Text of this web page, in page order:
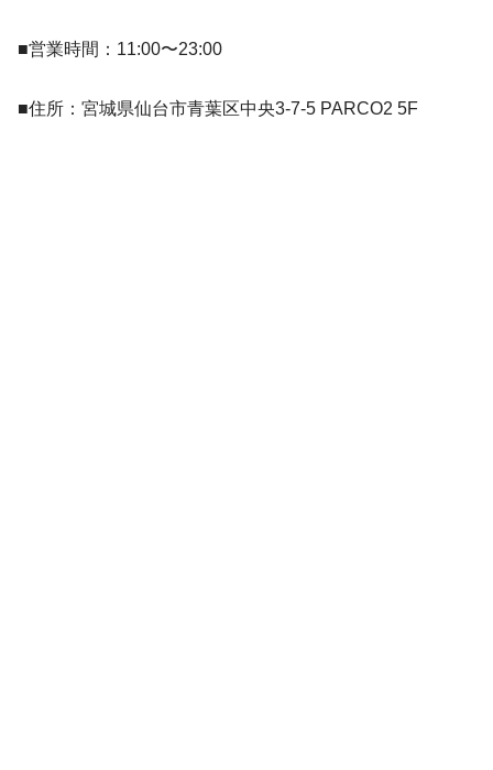
■営業時間：11:00〜23:00
■住所：宮城県仙台市青葉区中央3-7-5 PARCO2 5F